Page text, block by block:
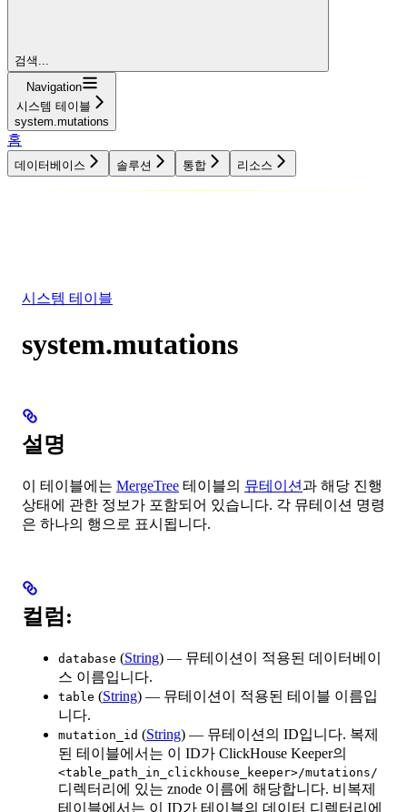
검색...
Navigation
시스템 테이블
system.mutations
홈
데이터베이스 솔루션 통합 리소스
시스템 테이블
system.mutations
설명
이 테이블에는 MergeTree 테이블의 뮤테이션과 해당 진행
상태에 관한 정보가 포함되어 있습니다. 각 뮤테이션 명령
은 하나의 행으로 표시됩니다.
컬럼:
database (String) — 뮤테이션이 적용된 데이터베이
스 이름입니다.
table (String) — 뮤테이션이 적용된 테이블 이름입
니다.
mutation_id (String) — 뮤테이션의 ID입니다. 복제
된 테이블에서는 이 ID가 ClickHouse Keeper의
<table_path_in_clickhouse_keeper>/mutations/
디렉터리에 있는 znode 이름에 해당합니다. 비복제
테이블에서는 이 ID가 테이블의 데이터 디렉터리에